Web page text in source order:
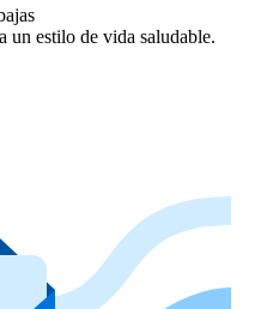
un estilo de vida saludable.